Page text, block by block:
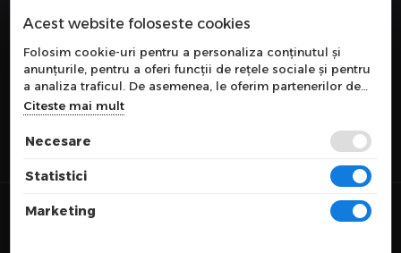
Downloads
Acest website foloseste cookies
Folosim cookie-uri pentru a personaliza conținutul și
anunțurile, pentru a oferi funcții de rețele sociale și pentru
a analiza traficul. De asemenea, le oferim partenerilor de
rețele sociale, de publicitate și de analize informații cu
privire la modul în care folosiți site-ul nostru. Aceștia le
pot combina cu alte informații oferite de dvs. sau culese în
Citeste mai mult
Necesare
Statistici
Marketing